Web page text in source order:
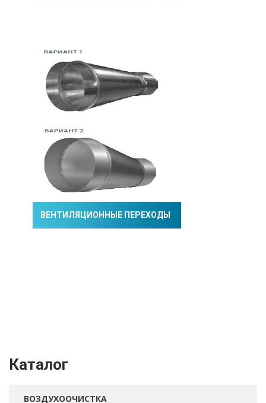
ВЕНТИЛЯЦИОННЫЕ ПЕРЕХОДЫ
Каталог
ВОЗДУХООЧИСТКА